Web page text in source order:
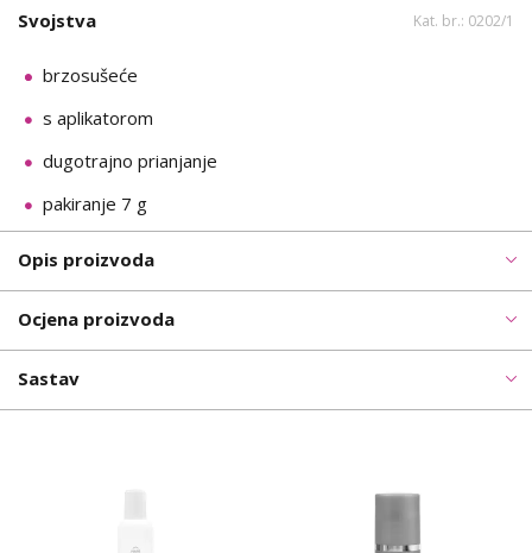
Svojstva Kat. br.: 0202/1
brzosušeće
s aplikatorom
dugotrajno prianjanje
pakiranje 7 g
Opis proizvoda
Ocjena proizvoda
Sastav